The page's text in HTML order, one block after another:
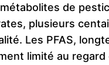
de
plusieurs
Les PFAS,
limité au